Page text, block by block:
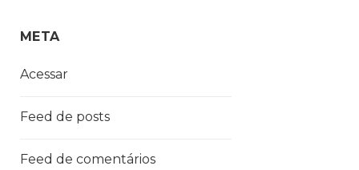
META
Acessar
Feed de posts
Feed de comentários